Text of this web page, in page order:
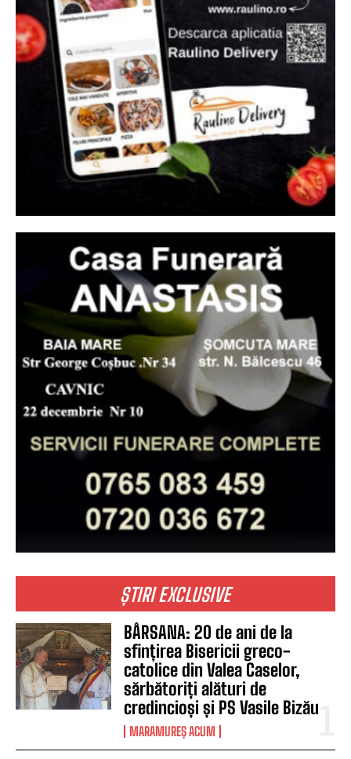
ȘTIRI EXCLUSIVE
BÂRSANA: 20 de ani de la
sfințirea Bisericii greco-
catolice din Valea Caselor,
sărbătoriți alături de
credincioși și PS Vasile Bizău
MARAMUREȘ ACUM